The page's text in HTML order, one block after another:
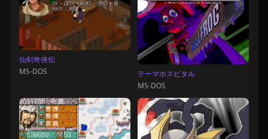
仙剣奇侠伝
MS-DOS
テーマホスピタル
MS-DOS